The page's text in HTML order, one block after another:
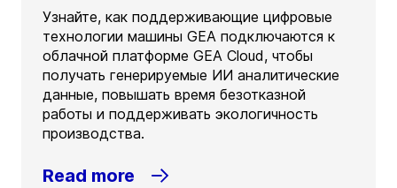
Узнайте, как поддерживающие цифровые
технологии машины GEA подключаются к
облачной платформе GEA Cloud, чтобы
получать генерируемые ИИ аналитические
данные, повышать время безотказной
работы и поддерживать экологичность
производства.
Read more